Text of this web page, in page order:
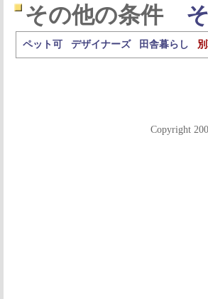
その他の条件
ペット可 デザイナーズ 田舎暮らし
Copyright